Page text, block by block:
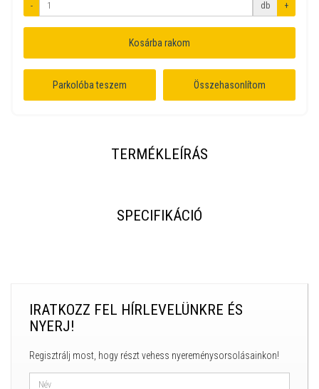
- db +
Kosárba rakom
Parkolóba teszem Összehasonlítom
TERMÉKLEÍRÁS
SPECIFIKÁCIÓ
IRATKOZZ FEL HÍRLEVELÜNKRE ÉS
NYERJ!
Regisztrálj most, hogy részt vehess nyereménysorsolásainkon!